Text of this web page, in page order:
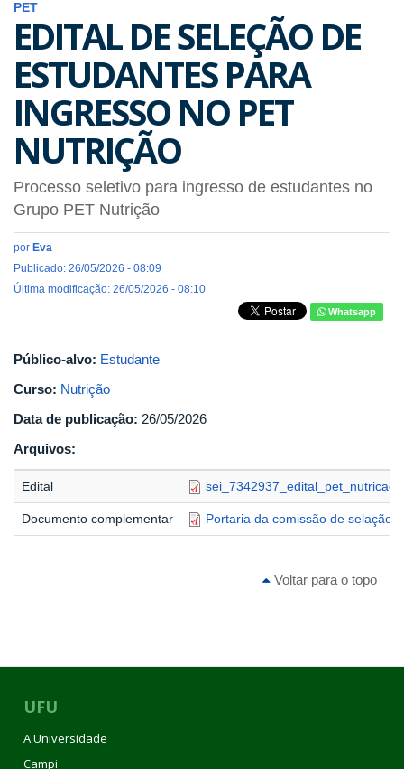
PET
EDITAL DE SELEÇÃO DE
ESTUDANTES PARA
INGRESSO NO PET
NUTRIÇÃO
Processo seletivo para ingresso de estudantes no
Grupo PET Nutrição
por Eva
Publicado: 26/05/2026 - 08:09
Última modificação: 26/05/2026 - 08:10
Whatsapp
Público-alvo: Estudante
Curso: Nutrição
Data de publicação: 26/05/2026
Arquivos:
Edital
Documento complementar Portaria da comissão de selação
Voltar para o topo
UFU
A Universidade
Campi